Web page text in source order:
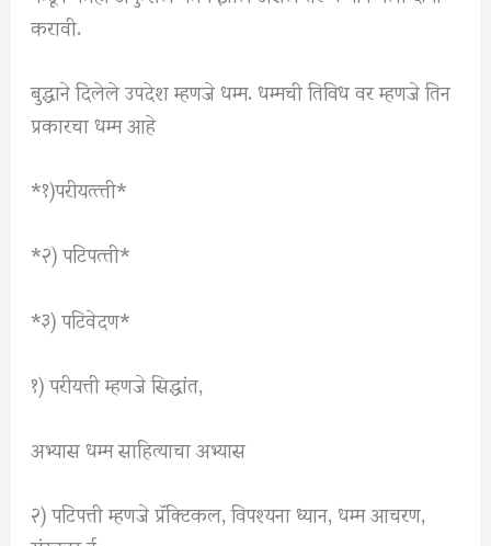
करावी.
बुद्धाने दिलेले उपदेश म्हणजे धम्म. धम्मची तिविध वर म्हणजे तिन
प्रकारचा धम्म आहे
*१)परीयत्त्त्ती*
*२) पटिपत्त्ती*
*३) पटिवेदण*
१) परीयत्ती म्हणजे सिद्धांत,
अभ्यास धम्म साहित्याचा अभ्यास
२) पटिपत्ती म्हणजे प्रॅक्टिकल, विपश्यना ध्यान, धम्म आचरण,